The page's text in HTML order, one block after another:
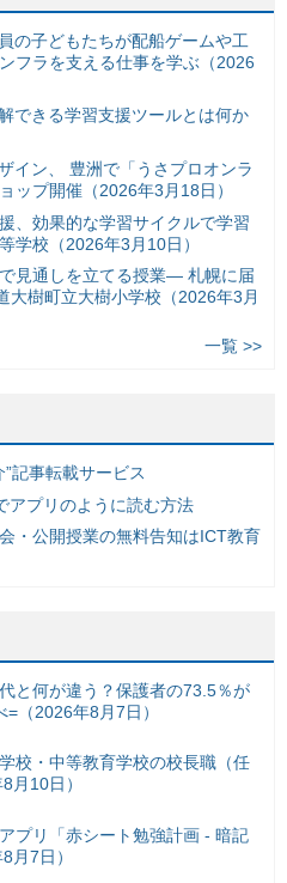
の子どもたちが配船ゲームや工
フラを支える仕事を学ぶ（2026
できる学習支援ツールとは何か
イン、 豊洲で「うさプロオンラ
ップ開催（2026年3月18日）
、効果的な学習サイクルで学習
学校（2026年3月10日）
見通しを立てる授業— 札幌に届
大樹町立大樹小学校（2026年3月
一覧 >>
記事転載サービス
アプリのように読む方法
・公開授業の無料告知はICT教育
と何が違う？保護者の73.5％が
（2026年8月7日）
校・中等教育学校の校長職（任
月10日）
プリ「赤シート勉強計画 - 暗記
月7日）